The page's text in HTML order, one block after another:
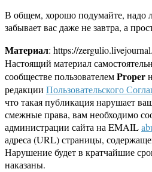
В общем, хорошо подумайте, надо
забывает вас даже не завтра, а
Материал: https://
Настоящий материал
сообществе пользователемProper
редакции Пользовательского
что такая публикация нарушает
смежные права, вам необходимо
администрации сайта на EMAIL
адреса (URL) страницы,
Нарушение будет в кратчайшие
наказаны.